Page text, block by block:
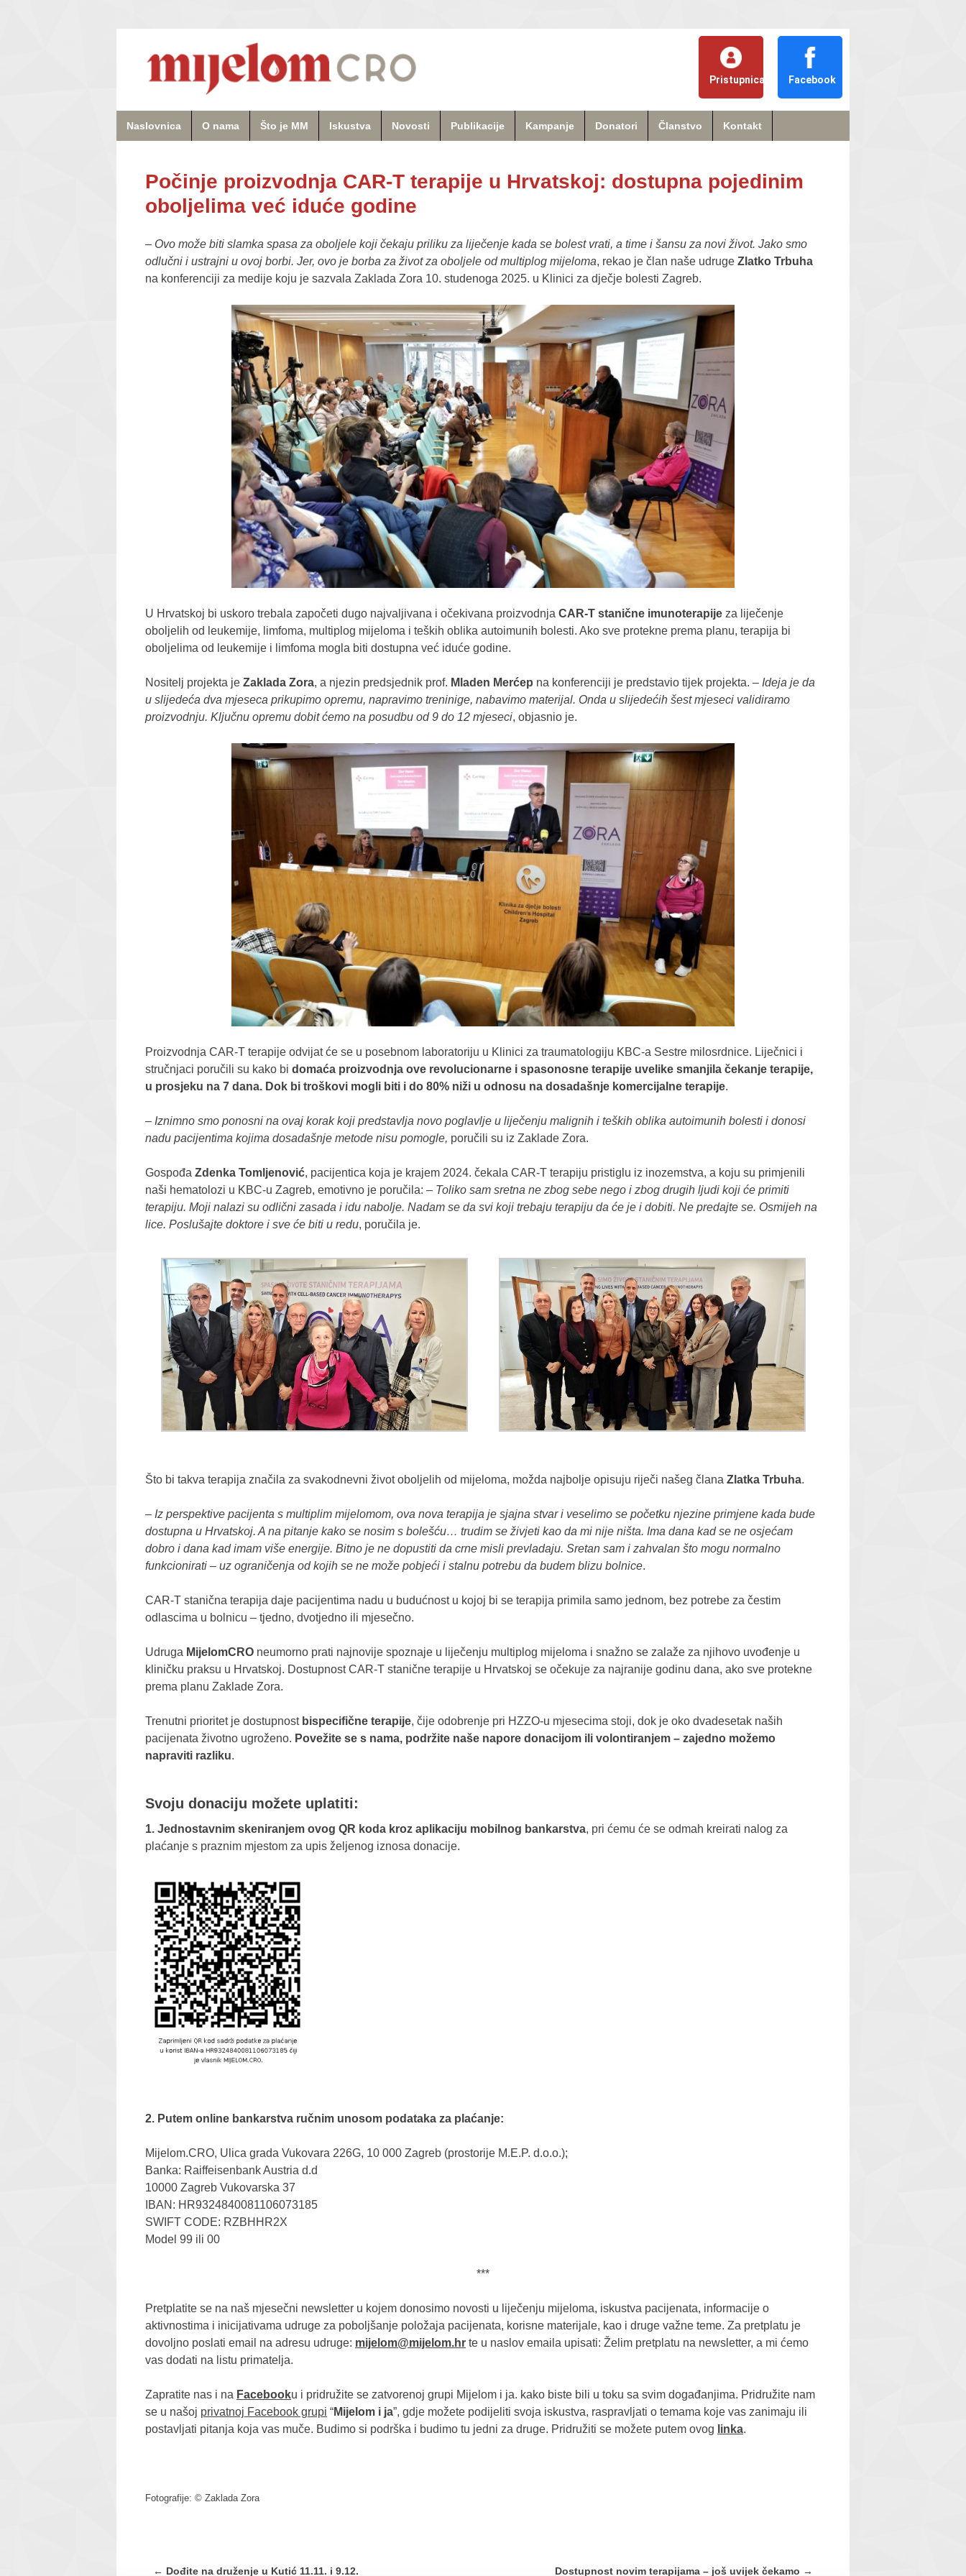
Pristupnica Facebook
Naslovnica O nama Što je MM Iskustva Novosti Publikacije Kampanje Donatori Članstvo Kontakt
Počinje proizvodnja CAR-T terapije u Hrvatskoj: dostupna pojedinim
oboljelima već iduće godine
– Ovo može biti slamka spasa za oboljele koji čekaju priliku za liječenje kada se bolest vrati, a time i šansu za novi život. Jako smo
odlučni i ustrajni u ovoj borbi. Jer, ovo je borba za život za oboljele od multiplog mijeloma, rekao je član naše udruge Zlatko Trbuha
na konferenciji za medije koju je sazvala Zaklada Zora 10. studenoga 2025. u Klinici za dječje bolesti Zagreb.
U Hrvatskoj bi uskoro trebala započeti dugo najvaljivana i očekivana proizvodnja CAR-T stanične imunoterapije za liječenje
oboljelih od leukemije, limfoma, multiplog mijeloma i teških oblika autoimunih bolesti. Ako sve protekne prema planu, terapija bi
oboljelima od leukemije i limfoma mogla biti dostupna već iduće godine.
Nositelj projekta je Zaklada Zora, a njezin predsjednik prof. Mladen Merćep na konferenciji je predstavio tijek projekta. – Ideja je da
u slijedeća dva mjeseca prikupimo opremu, napravimo treninige, nabavimo materijal. Onda u slijedećih šest mjeseci validiramo
proizvodnju. Ključnu opremu dobit ćemo na posudbu od 9 do 12 mjeseci, objasnio je.
Proizvodnja CAR-T terapije odvijat će se u posebnom laboratoriju u Klinici za traumatologiju KBC-a Sestre milosrdnice. Liječnici i
stručnjaci poručili su kako bi domaća proizvodnja ove revolucionarne i spasonosne terapije uvelike smanjila čekanje terapije,
u prosjeku na 7 dana. Dok bi troškovi mogli biti i do 80% niži u odnosu na dosadašnje komercijalne terapije.
– Iznimno smo ponosni na ovaj korak koji predstavlja novo poglavlje u liječenju malignih i teških oblika autoimunih bolesti i donosi
nadu pacijentima kojima dosadašnje metode nisu pomogle, poručili su iz Zaklade Zora.
Gospođa Zdenka Tomljenović, pacijentica koja je krajem 2024. čekala CAR-T terapiju pristiglu iz inozemstva, a koju su primjenili
naši hematolozi u KBC-u Zagreb, emotivno je poručila: – Toliko sam sretna ne zbog sebe nego i zbog drugih ljudi koji će primiti
terapiju. Moji nalazi su odlični zasada i idu nabolje. Nadam se da svi koji trebaju terapiju da će je i dobiti. Ne predajte se. Osmijeh na
lice. Poslušajte doktore i sve će biti u redu, poručila je.
Što bi takva terapija značila za svakodnevni život oboljelih od mijeloma, možda najbolje opisuju riječi našeg člana Zlatka Trbuha.
– Iz perspektive pacijenta s multiplim mijelomom, ova nova terapija je sjajna stvar i veselimo se početku njezine primjene kada bude
dostupna u Hrvatskoj. A na pitanje kako se nosim s bolešću… trudim se živjeti kao da mi nije ništa. Ima dana kad se ne osjećam
dobro i dana kad imam više energije. Bitno je ne dopustiti da crne misli prevladaju. Sretan sam i zahvalan što mogu normalno
funkcionirati – uz ograničenja od kojih se ne može pobjeći i stalnu potrebu da budem blizu bolnice.
CAR-T stanična terapija daje pacijentima nadu u budućnost u kojoj bi se terapija primila samo jednom, bez potrebe za čestim
odlascima u bolnicu – tjedno, dvotjedno ili mjesečno.
Udruga MijelomCRO neumorno prati najnovije spoznaje u liječenju multiplog mijeloma i snažno se zalaže za njihovo uvođenje u
kliničku praksu u Hrvatskoj. Dostupnost CAR-T stanične terapije u Hrvatskoj se očekuje za najranije godinu dana, ako sve protekne
prema planu Zaklade Zora.
Trenutni prioritet je dostupnost bispecifične terapije, čije odobrenje pri HZZO-u mjesecima stoji, dok je oko dvadesetak naših
pacijenata životno ugroženo. Povežite se s nama, podržite naše napore donacijom ili volontiranjem – zajedno možemo
napraviti razliku.
Svoju donaciju možete uplatiti:
1. Jednostavnim skeniranjem ovog QR koda kroz aplikaciju mobilnog bankarstva, pri ćemu će se odmah kreirati nalog za
plaćanje s praznim mjestom za upis željenog iznosa donacije.
2. Putem online bankarstva ručnim unosom podataka za plaćanje:
Mijelom.CRO, Ulica grada Vukovara 226G, 10 000 Zagreb (prostorije M.E.P. d.o.o.);
Banka: Raiffeisenbank Austria d.d
10000 Zagreb Vukovarska 37
IBAN: HR9324840081106073185
SWIFT CODE: RZBHHR2X
Model 99 ili 00
***
Pretplatite se na naš mjesečni newsletter u kojem donosimo novosti u liječenju mijeloma, iskustva pacijenata, informacije o
aktivnostima i inicijativama udruge za poboljšanje položaja pacijenata, korisne materijale, kao i druge važne teme. Za pretplatu je
dovoljno poslati email na adresu udruge: mijelom@mijelom.hr te u naslov emaila upisati: Želim pretplatu na newsletter, a mi ćemo
vas dodati na listu primatelja.
Zapratite nas i na Facebooku i pridružite se zatvorenoj grupi Mijelom i ja. kako biste bili u toku sa svim događanjima. Pridružite nam
se u našoj privatnoj Facebook grupi “Mijelom i ja”, gdje možete podijeliti svoja iskustva, raspravljati o temama koje vas zanimaju ili
postavljati pitanja koja vas muče. Budimo si podrška i budimo tu jedni za druge. Pridružiti se možete putem ovog linka.
Fotografije: © Zaklada Zora
Post
← Dođite na druženje u Kutić 11.11. i 9.12. Dostupnost novim terapijama – još uvijek čekamo →